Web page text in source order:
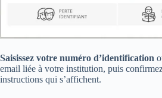
Saisissez votre numéro d’identification
email liée à votre institution, puis
instructions qui s’affichent.